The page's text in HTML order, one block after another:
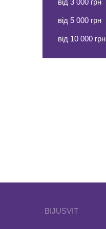
від 3 000 грн
від 5 000 грн
від 10 000 грн
BIJUSVIT